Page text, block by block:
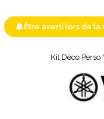
Kit Déco Perso
Être averti lors de la